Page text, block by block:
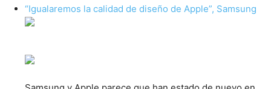
“Igualaremos la calidad de diseño de Apple”, Samsung